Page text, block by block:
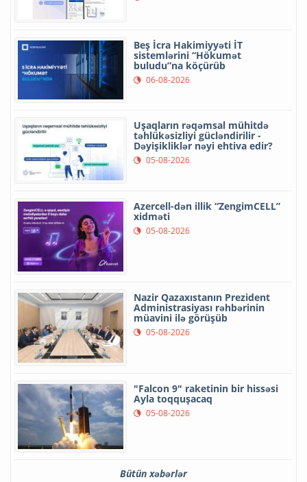
Beş İcra Hakimiyyəti İT
sistemlərini “Hökumət
buludu”na köçürüb
06-08-2026
Uşaqların rəqəmsal mühitdə
təhlükəsizliyi gücləndirilir -
Dəyişikliklər nəyi ehtiva edir?
05-08-2026
Azercell-dən illik “ZengimCELL”
xidməti
05-08-2026
Nazir Qazaxıstanın Prezident
Administrasiyası rəhbərinin
müavini ilə görüşüb
05-08-2026
"Falcon 9" raketinin bir hissəsi
Ayla toqquşacaq
05-08-2026
Bütün xəbərlər